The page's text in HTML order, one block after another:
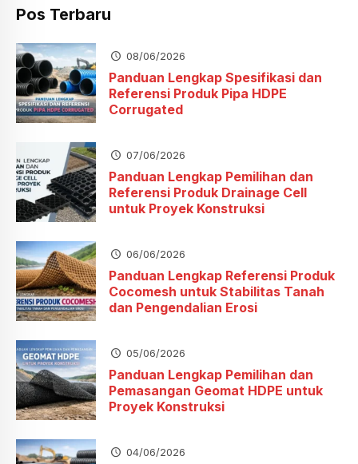
Pos Terbaru
08/06/2026
Panduan Lengkap Spesifikasi dan
Referensi Produk Pipa HDPE
Corrugated
07/06/2026
Panduan Lengkap Pemilihan dan
Referensi Produk Drainage Cell
untuk Proyek Konstruksi
06/06/2026
Panduan Lengkap Referensi Produk
Cocomesh untuk Stabilitas Tanah
dan Pengendalian Erosi
05/06/2026
Panduan Lengkap Pemilihan dan
Pemasangan Geomat HDPE untuk
Proyek Konstruksi
04/06/2026